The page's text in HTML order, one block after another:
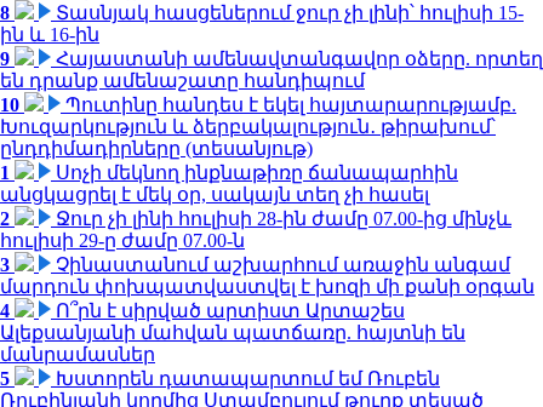
8
Տասնյակ հասցեներում ջուր չի լինի՝ հուլիսի 15-
ին և 16-ին
9
Հայաստանի ամենավտանգավոր օձերը. որտեղ
են դրանք ամենաշատը հանդիպում
10
Պուտինը հանդես է եկել հայտարարությամբ.
Խուզարկություն և ձերբակալություն․ թիրախում՝
ընդդիմադիրները (տեսանյութ)
1
Սոչի մեկնող ինքնաթիռը ճանապարհին
անցկացրել է մեկ օր, սակայն տեղ չի հասել
2
Ջուր չի լինի հուլիսի 28-ին ժամը 07.00-ից մինչև
հուլիսի 29-ը ժամը 07.00-ն
3
Չինաստանում աշխարհում առաջին անգամ
մարդուն փոխպատվաստվել է խոզի մի քանի օրգան
4
Ո՞րն է սիրված արտիստ Արտաշես
Ալեքսանյանի մահվան պատճառը. հայտնի են
մանրամասներ
5
Խստորեն դատապարտում եմ Ռուբեն
Ռուբինյանի կողմից Ստամբուլում թուրք տեսած